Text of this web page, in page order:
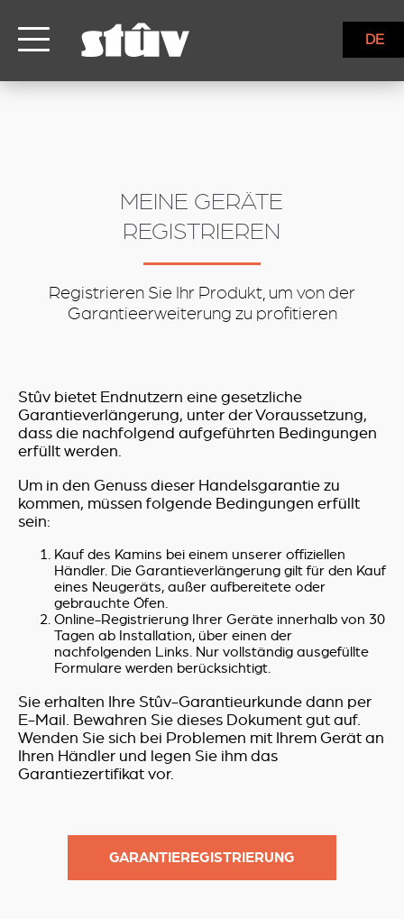
DE
MEINE GERÄTE
REGISTRIEREN
Registrieren Sie Ihr Produkt, um von der
Garantieerweiterung zu profitieren
Stûv bietet Endnutzern eine gesetzliche
Garantieverlängerung, unter der Voraussetzung,
dass die nachfolgend aufgeführten Bedingungen
erfüllt werden.
Um in den Genuss dieser Handelsgarantie zu
kommen, müssen folgende Bedingungen erfüllt
sein:
Kauf des Kamins bei einem unserer offiziellen
Händler. Die Garantieverlängerung gilt für den Kauf
eines Neugeräts, außer aufbereitete oder
gebrauchte Öfen.
Online-Registrierung Ihrer Geräte innerhalb von 30
Tagen ab Installation, über einen der
nachfolgenden Links. Nur vollständig ausgefüllte
Formulare werden berücksichtigt.
Sie erhalten Ihre Stûv-Garantieurkunde dann per
E-Mail. Bewahren Sie dieses Dokument gut auf.
Wenden Sie sich bei Problemen mit Ihrem Gerät an
Ihren Händler und legen Sie ihm das
Garantiezertifikat vor.
GARANTIEREGISTRIERUNG